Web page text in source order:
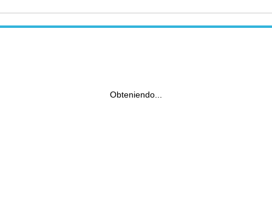
Obteniendo...